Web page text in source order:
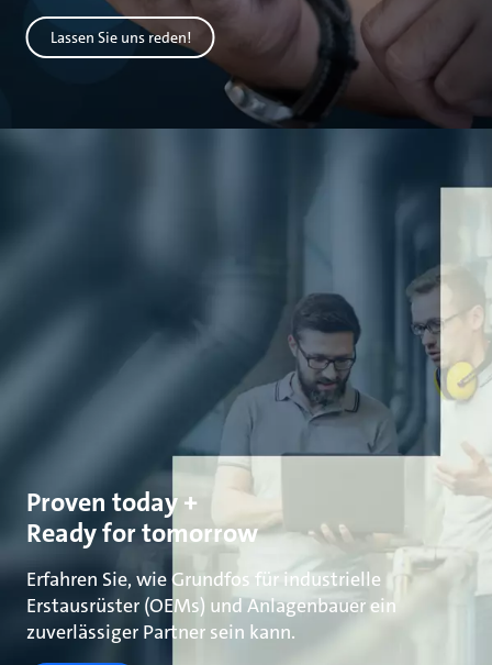
Lassen Sie uns reden!
Proven today +
Ready for tomorrow
Erfahren Sie, wie Grundfos für industrielle
Erstausrüster (OEMs) und Anlagenbauer ein
zuverlässiger Partner sein kann.